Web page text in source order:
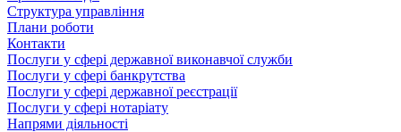
Структура управління
Плани роботи
Контакти
Послуги у сфері державної виконавчої служби
Послуги у сфері банкрутства
Послуги у сфері державної реєстрації
Послуги у сфері нотаріату
Напрями діяльності